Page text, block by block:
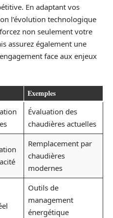
En adaptant vos
l’évolution technologique
non seulement votre
assurez également une
face aux enjeux
Exemples
Évaluation des
chaudières actuelles
Remplacement par
chaudières
modernes
Outils de
management
énergétique